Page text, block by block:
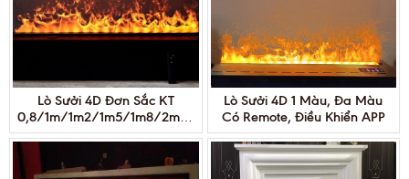
Lò Sưởi 4D Đơn Sắc KT
0,8/1m/1m2/1m5/1m8/2m/2m4
Lò Sưởi 4D 1 Màu, Đa Màu
Có Remote, Điều Khiển APP
Chọn Loại Nào?